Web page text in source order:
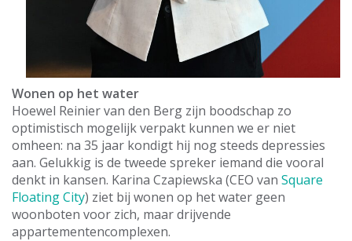
Wonen op het water
Hoewel Reinier van den Berg zijn boodschap zo
optimistisch mogelijk verpakt kunnen we er niet
omheen: na 35 jaar kondigt hij nog steeds depressies
aan. Gelukkig is de tweede spreker iemand die vooral
denkt in kansen. Karina Czapiewska (CEO van Square
Floating City) ziet bij wonen op het water geen
woonboten voor zich, maar drijvende
appartementencomplexen.